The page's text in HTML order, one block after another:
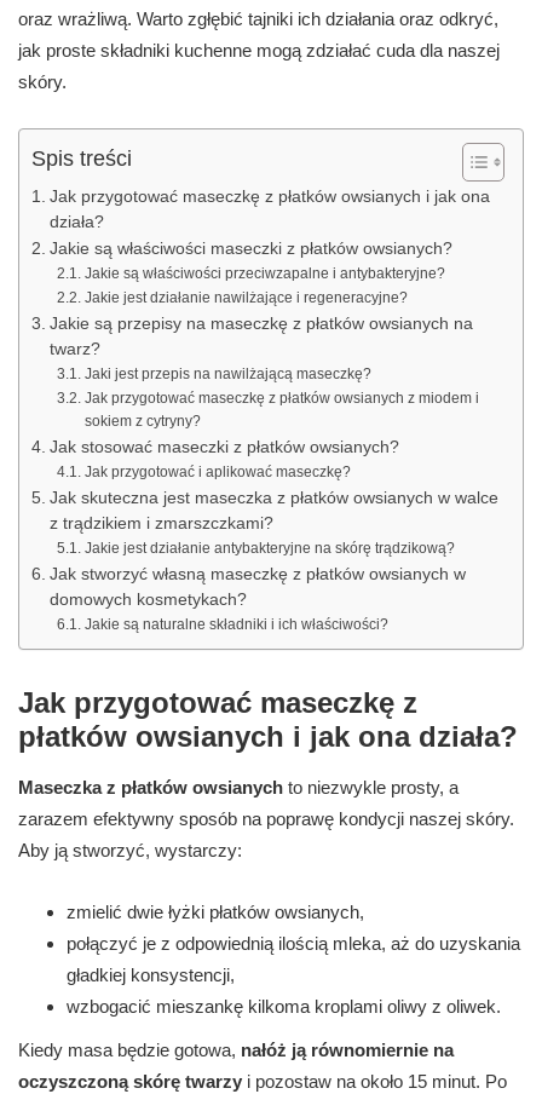
oraz wrażliwą. Warto zgłębić tajniki ich działania oraz odkryć,
jak proste składniki kuchenne mogą zdziałać cuda dla naszej
skóry.
Spis treści
Jak przygotować maseczkę z płatków owsianych i jak ona
działa?
Jakie są właściwości maseczki z płatków owsianych?
Jakie są właściwości przeciwzapalne i antybakteryjne?
Jakie jest działanie nawilżające i regeneracyjne?
Jakie są przepisy na maseczkę z płatków owsianych na
twarz?
Jaki jest przepis na nawilżającą maseczkę?
Jak przygotować maseczkę z płatków owsianych z miodem i
sokiem z cytryny?
Jak stosować maseczki z płatków owsianych?
Jak przygotować i aplikować maseczkę?
Jak skuteczna jest maseczka z płatków owsianych w walce
z trądzikiem i zmarszczkami?
Jakie jest działanie antybakteryjne na skórę trądzikową?
Jak stworzyć własną maseczkę z płatków owsianych w
domowych kosmetykach?
Jakie są naturalne składniki i ich właściwości?
Jak przygotować maseczkę z
płatków owsianych i jak ona działa?
Maseczka z płatków owsianych to niezwykle prosty, a
zarazem efektywny sposób na poprawę kondycji naszej skóry.
Aby ją stworzyć, wystarczy:
zmielić dwie łyżki płatków owsianych,
połączyć je z odpowiednią ilością mleka, aż do uzyskania
gładkiej konsystencji,
wzbogacić mieszankę kilkoma kroplami oliwy z oliwek.
Kiedy masa będzie gotowa, nałóż ją równomiernie na
oczyszczoną skórę twarzy i pozostaw na około 15 minut. Po